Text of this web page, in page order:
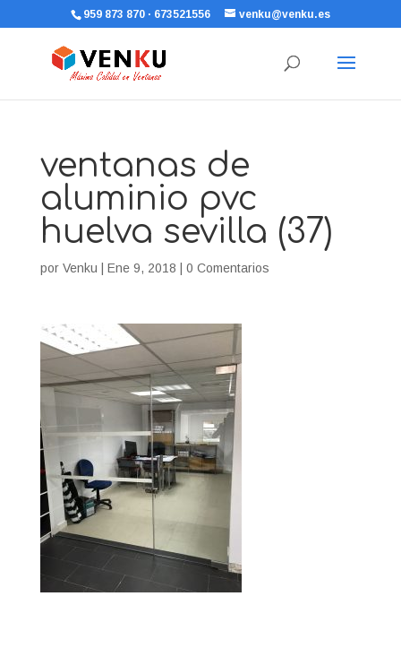
959 873 870 · 673521556 venku@venku.es
ventanas de
aluminio pvc
huelva sevilla (37)
por Venku Ene 9, 2018 0 Comentarios